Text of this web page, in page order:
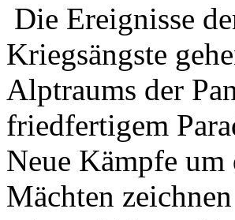
Die Ereignisse
Kriegsängste
Alptraums der
friedfertigem
Neue Kämpfe um
Mächten